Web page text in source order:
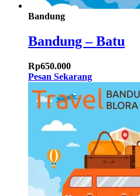
Bandung
Bandung – Batu
Rp650.000
Pesan Sekarang